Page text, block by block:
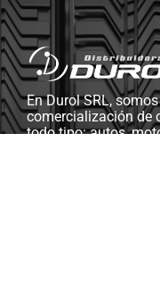
En Durol SRL,
comercialización de
todo tipo: autos,